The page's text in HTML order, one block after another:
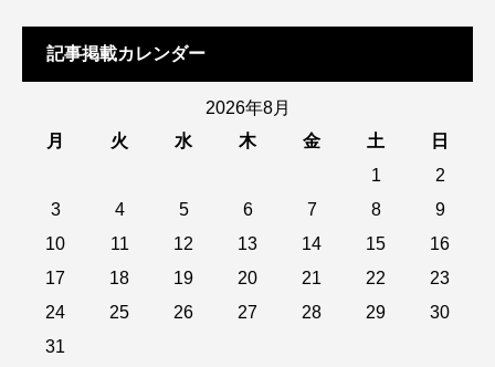
記事掲載カレンダー
2026年8月
月
火 水 木 金 土
日
1
2
3
4 5 6 7 8
9
10
11 12 13 14 15
16
17
18 19 20 21 22
23
24
25 26 27 28 29
30
31